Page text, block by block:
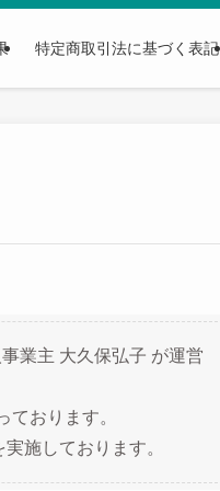
特定商取引法に基づく表記
業主 大久保弘子 が運営
おります。
施しております。